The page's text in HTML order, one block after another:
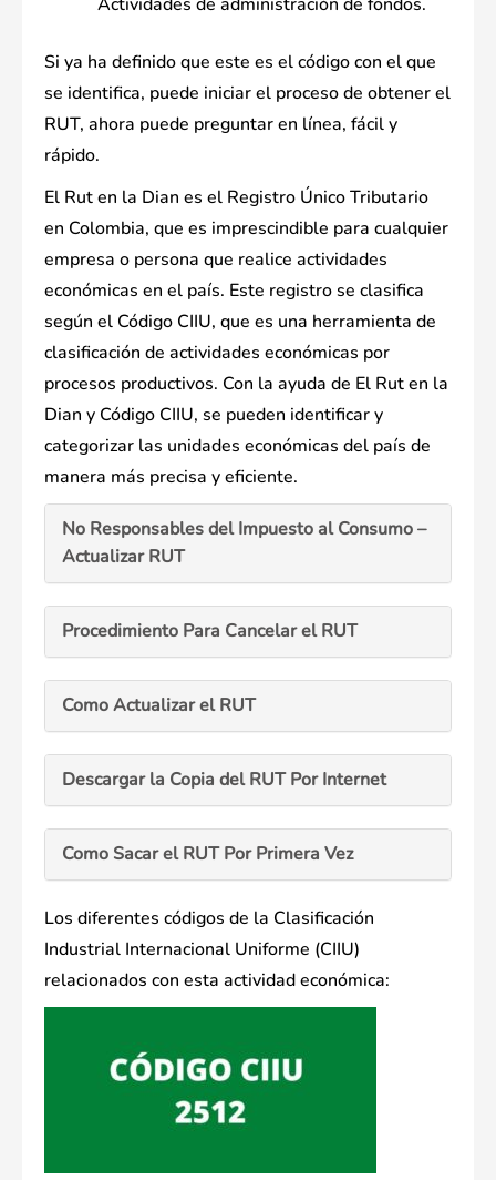
Si ya ha definido que este es el código con el que
se identifica, puede iniciar el proceso de obtener el
RUT, ahora puede preguntar en línea, fácil y
rápido.
El Rut en la Dian es el Registro Único Tributario
en Colombia, que es imprescindible para cualquier
empresa o persona que realice actividades
económicas en el país. Este registro se clasifica
según el Código CIIU, que es una herramienta de
clasificación de actividades económicas por
procesos productivos. Con la ayuda de El Rut en la
Dian y Código CIIU, se pueden identificar y
categorizar las unidades económicas del país de
manera más precisa y eficiente.
No Responsables del Impuesto al Consumo –
Actualizar RUT
Procedimiento Para Cancelar el RUT
Como Actualizar el RUT
Descargar la Copia del RUT Por Internet
Como Sacar el RUT Por Primera Vez
Los diferentes códigos de la Clasificación
Industrial Internacional Uniforme (CIIU)
relacionados con esta actividad económica: